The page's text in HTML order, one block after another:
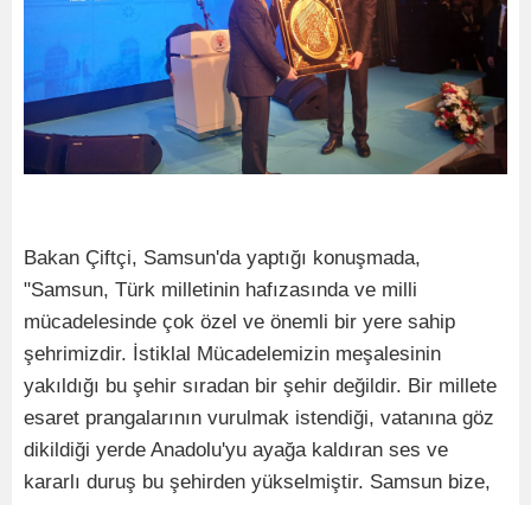
Bakan Çiftçi, Samsun'da yaptığı konuşmada,
"Samsun, Türk milletinin hafızasında ve milli
mücadelesinde çok özel ve önemli bir yere sahip
şehrimizdir. İstiklal Mücadelemizin meşalesinin
yakıldığı bu şehir sıradan bir şehir değildir. Bir millete
esaret prangalarının vurulmak istendiği, vatanına göz
dikildiği yerde Anadolu'yu ayağa kaldıran ses ve
kararlı duruş bu şehirden yükselmiştir. Samsun bize,